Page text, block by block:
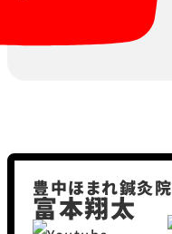
豊中ほまれ鍼灸院
富本翔太